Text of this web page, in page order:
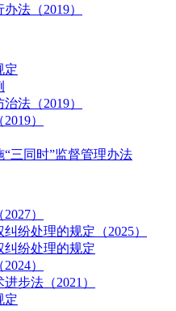
法（2019）
定
法（2019）
）
三同时”监督管理办法
）
纷处理的规定（2025）
纠纷处理的规定
）
步法（2021）
定